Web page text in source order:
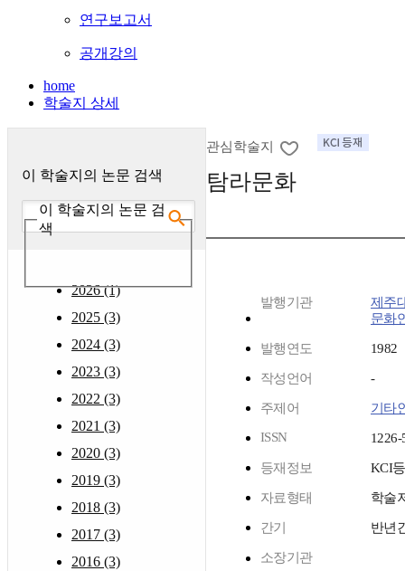
연구보고서
공개강의
home
학술지 상세
이 학술지의 논문 검색
이 학술지의 논문 검
색
2026 (1)
2025 (3)
2024 (3)
2023 (3)
2022 (3)
2021 (3)
2020 (3)
2019 (3)
2018 (3)
2017 (3)
2016 (3)
관심학술지
탐라문화
발행기관
제주
문화
발행연도 1982
작성언어 -
주제어
기타
ISSN
1226-
등재정보 KCI
자료형태 학술
간기 반년
소장기관